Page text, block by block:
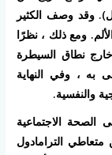
وقد وصف الكثير
ومع ذلك ، نظرًا
نطاق السيطرة
به ، وفي النهاية
والنفسية.
الصحة الاجتماعية
متعاطي الترامادول